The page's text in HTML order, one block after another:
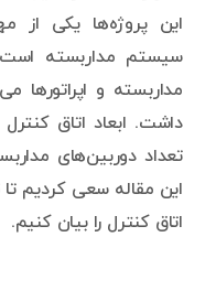
این پروژه‌ها یکی از
سیستم مداربسته است.
مداربسته و اپراتورها
داشت. ابعاد اتاق
تعداد دوربین‌های
این مقاله سعی کردیم
اتاق کنترل را بیان کنیم.